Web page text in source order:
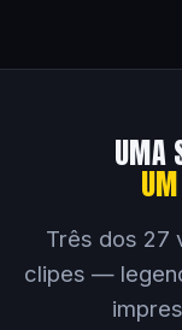
UMA
Três dos 27
clipes —